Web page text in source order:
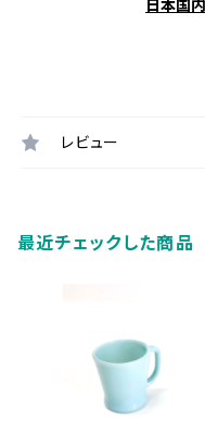
日本国
レビュー
最近チェックした商品